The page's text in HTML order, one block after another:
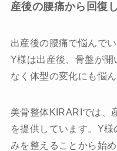
産後の腰痛から回復
出産後の腰痛で悩んで
Y様は出産後、骨盤が
なく体型の変化にも悩ん
美骨整体KIRARIでは、
を提供しています。Y
みを整えることから始め